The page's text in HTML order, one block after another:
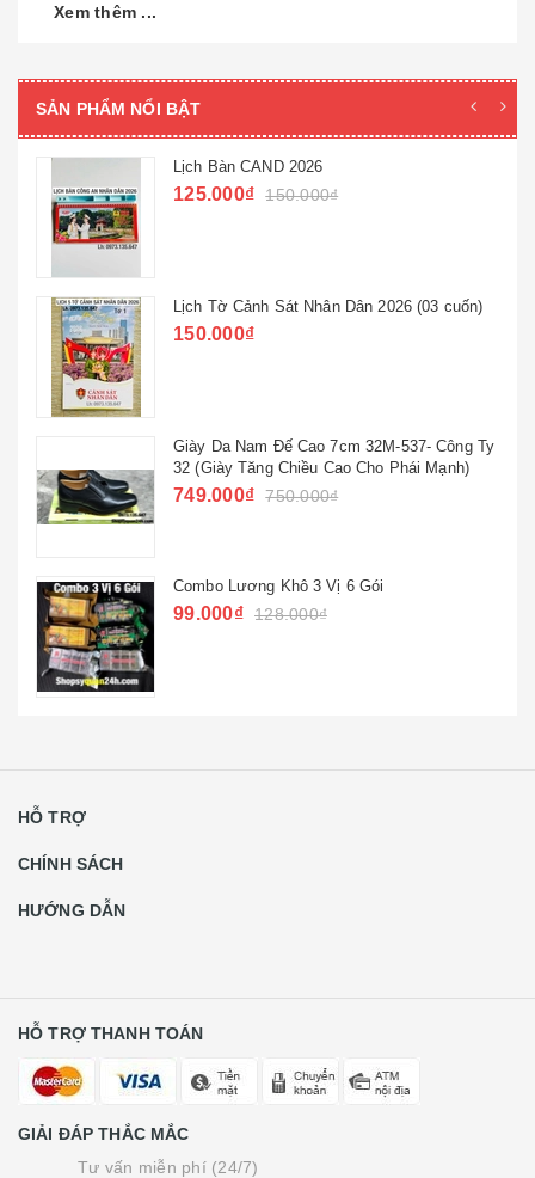
Xem thêm ...
SẢN PHẨM NỔI BẬT
Lịch Bàn CAND 2026
125.000₫ 150.000₫
Lịch Tờ Cảnh Sát Nhân Dân 2026 (03 cuốn)
150.000₫
Giày Da Nam Đế Cao 7cm 32M-537- Công Ty
32 (Giày Tăng Chiều Cao Cho Phái Mạnh)
749.000₫ 750.000₫
Combo Lương Khô 3 Vị 6 Gói
99.000₫ 128.000₫
HỖ TRỢ
CHÍNH SÁCH
HƯỚNG DẪN
HỖ TRỢ THANH TOÁN
GIẢI ĐÁP THẮC MẮC
Tư vấn miễn phí (24/7)